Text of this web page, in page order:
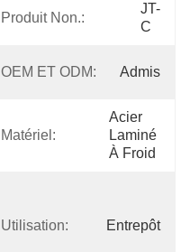
Produit Non.:
JT-
C
OEM ET ODM: Admis
Matériel:
Acier
Laminé
À Froid
Utilisation: Entrepôt